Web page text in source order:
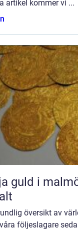
artikel kommer vi ...
i malmö så får du trygg affär och
översikt av
följeslagare